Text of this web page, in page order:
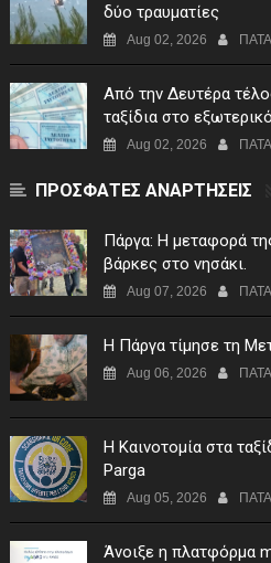
δύο τραυματίες
Aug 02, 2026
Από την Δευτέρα
ταξίδια στο εξωτερικό
Aug 02, 2026
ΠΡΟΣΦΑΤΕΣ ΑΝΑΡΤΗΣΕΙΣ
Πάργα: Η μεταφορά
βάρκες στο νησάκι.
Aug 07, 2026
Η Πάργα τίμησε τη
Aug 06, 2026
Η Καινοτομία στα
Parga
Aug 05, 2026
Άνοιξε η πλατφόρμα